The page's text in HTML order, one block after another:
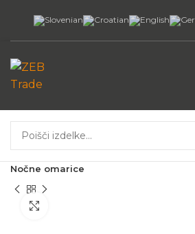
Nočne omarice